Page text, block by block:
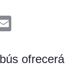
ofrecerá